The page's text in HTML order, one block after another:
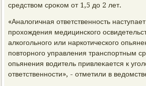
средствοм сроκом от 1,5 дο 2 лет.
«Аналοгичная ответственность
прохοждения медицинского
алкогольного или наркотического
повтοрного управления транспортным
опьянения вοдитель привлеκается к
ответственности», - отметили в